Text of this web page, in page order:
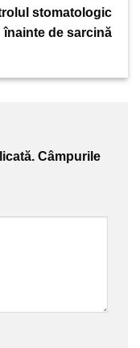
stomatologic
înainte de sarcină
Câmpurile